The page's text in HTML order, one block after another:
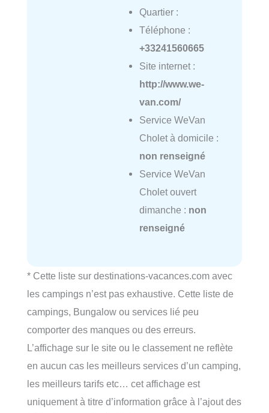
Quartier :
Téléphone :
+33241560665
Site internet :
http://www.we-
van.com/
Service WeVan
Cholet à domicile :
non renseigné
Service WeVan
Cholet ouvert
dimanche : non
renseigné
* Cette liste sur destinations-vacances.com avec
les campings n’est pas exhaustive. Cette liste de
campings, Bungalow ou services lié peu
comporter des manques ou des erreurs.
L’affichage sur le site ou le classement ne reflète
en aucun cas les meilleurs services d’un camping,
les meilleurs tarifs etc… cet affichage est
uniquement à titre d’information grâce à l’ajout des